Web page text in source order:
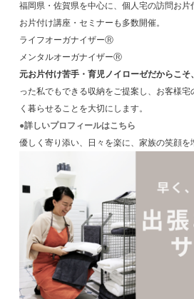
福岡県・佐賀県を中心に、個人宅の訪問お片
お片付け講座・セミナーも多数開催。
ライフオーガナイザーⓇ
メンタルオーガナイザーⓇ
元お片付け苦手・育児ノイローゼだからこそ、
った私でもできる収納をご提案し、お客様宅
く暮らせることを大切にします。
●詳しいプロフィールはこちら
優しく寄り添い、日々を楽に、家族の笑顔を